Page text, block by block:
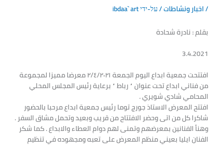
/اخبار ونشاطات/ על-ידיibdaa` art
بقلم : نادرة شحادة
3.4.2021
افتتحت جمعية ابداع اليوم الجمعة ٢/٤/٢٠٢١ معرضا مميزا لمجموعة
من فناني ابداع تحت عنوان ” رباط ” برعاية رئيس المجلس المحلي
المحامي شادي شويري .
افتتح المعرض الاستاذ جورج توما رئيس جمعية ابداع مرحبا بالحضور
شاكرا كل من اتى وحضر الافتتاح من قريب وبعيد وتحمل مشاق السفر .
وهنأ الفنانين بمعرضهم وتمنى لهم دوام العطاء والابداع . كما شكر
الفنان ايليا بعيني منظم المعرض على تعبه ومجهوده في تنظيم